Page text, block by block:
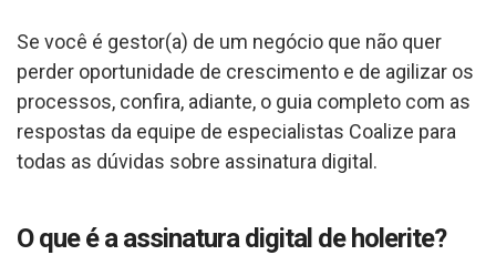
Se você é gestor(a) de um negócio que não quer
perder oportunidade de crescimento e de agilizar os
processos, confira, adiante, o guia completo com as
respostas da equipe de especialistas Coalize para
todas as dúvidas sobre assinatura digital.
O que é a assinatura digital de holerite?